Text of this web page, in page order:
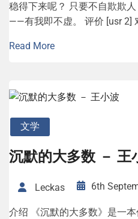
稳得下来呢？ 只要不自欺欺
——有我即不虚。 评价 [usr 2]
Read More
文学
沉默的大多数 － 王
Leckas 6th
介绍 《沉默的大多数》是一